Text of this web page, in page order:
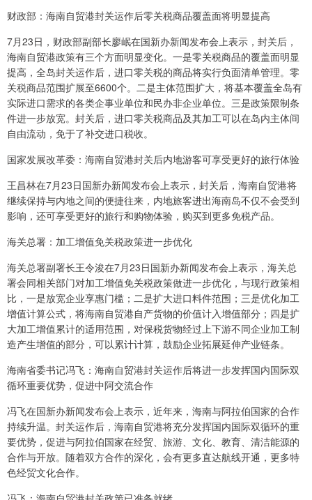
财政部：海南自贸港封关运作后零关税商品覆盖面将明显提高
7月23日，财政部副部长廖岷在国新办新闻发布会上表示，封关后，
海南自贸港政策有三个方面明显变化。一是零关税商品的覆盖面明显
提高，全岛封关运作后，进口零关税的商品将实行负面清单管理。零
关税商品范围扩展至6600个。二是主体范围扩大，将基本覆盖全岛有
实际进口需求的各类企事业单位和民办非企业单位。三是政策限制条
件进一步放宽。封关后，进口零关税商品及其加工可以在岛内主体间
自由流动，免于了补交进口税收。
国家发展改革委：海南自贸港封关后内地游客可享受更好的旅行体验
王昌林在7月23日国新办新闻发布会上表示，封关后，海南自贸港将
继续保持与内地之间的便捷往来，内地旅客进出海南岛不仅不会受到
影响，还可享受更好的旅行和购物体验，购买到更多免税产品。
海关总署：加工增值免关税政策进一步优化
海关总署副署长王令浚在7月23日国新办新闻发布会上表示，海关总
署会同相关部门对加工增值免关税政策做进一步优化，与现行政策相
比，一是放宽企业享惠门槛；二是扩大进口料件范围；三是优化加工
增值计算公式，将海南自贸港自产货物的价值计入增值部分；四是扩
大加工增值累计的适用范围，对保税货物经过上下游不同企业加工制
造产生增值的部分，可以累计计算，鼓励企业拓展延伸产业链条。
海南省委书记冯飞：海南自贸港封关运作后将进一步发挥国内国际双
循环重要优势，促进中阿交流合作
冯飞在国新办新闻发布会上表示，近年来，海南与阿拉伯国家的合作
持续升温。封关运作后，海南自贸港将充分发挥国内国际双循环的重
要优势，促进与阿拉伯国家在经贸、旅游、文化、教育、清洁能源的
合作与开放。随着双方合作的深化，会有更多直达航线开通，更多特
色经贸文化合作。